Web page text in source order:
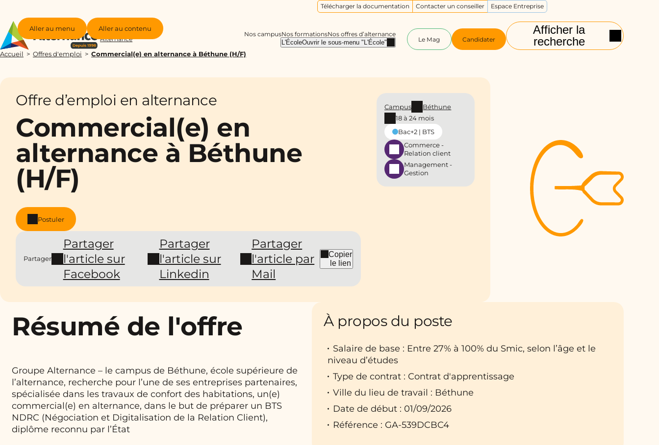
Aller au menu Aller au contenu
Groupe
Alternance
Afficher la
recherche
Nos campusNos formationsNos offres d’alternance
L'ÉcoleOuvrir le sous-menu "L'École" Le Mag Candidater
Télécharger la documentation Contacter un conseiller Espace Entreprise
Accueil Offres d'emploi Commercial(e) en alternance à Béthune (H/F)
Offre d’emploi en alternance
Commercial(e) en
alternance à Béthune
(H/F)
Postuler
Partager
Partager
l'article sur
Facebook
Partager
l'article sur
Linkedin
Partager
l'article par
Mail
Copier
le lien
Campus
Béthune
18 à 24 mois
Bac+2 | BTS
Commerce -
Relation client
Management -
Gestion
Résumé de l'offre
Groupe Alternance – le campus de Béthune, école supérieure de
l’alternance, recherche pour l’une de ses entreprises partenaires,
spécialisée dans les travaux de confort des habitations, un(e)
commercial(e) en alternance, dans le but de préparer un BTS
NDRC (Négociation et Digitalisation de la Relation Client),
diplôme reconnu par l’État
À propos du poste
Salaire de base : Entre 27% à 100% du Smic, selon l’âge et le
niveau d’études
Type de contrat : Contrat d'apprentissage
Ville du lieu de travail : Béthune
Date de début : 01/09/2026
Référence : GA-539DCBC4